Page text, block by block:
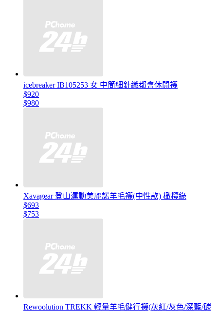
icebreaker IB105253 女 中筒細針織都會休閒襪
$920
$980
Xavagear 登山運動美麗諾羊毛襪(中性款) 橄欖綠
$693
$753
Rewoolution TREKK 輕量羊毛健行襪(灰紅/灰色/深藍/碳